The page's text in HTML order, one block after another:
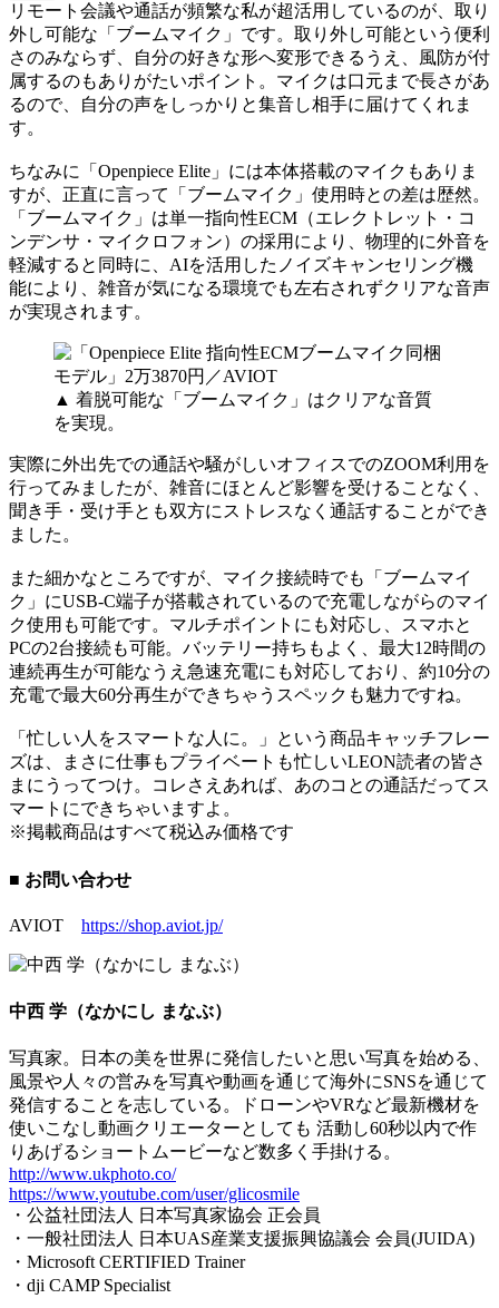
リモート会議や通話が頻繁な私が超活用しているのが、取り
外し可能な「ブームマイク」です。取り外し可能という便利
さのみならず、自分の好きな形へ変形できるうえ、風防が付
属するのもありがたいポイント。マイクは口元まで長さがあ
るので、自分の声をしっかりと集音し相手に届けてくれま
す。
ちなみに「Openpiece Elite」には本体搭載のマイクもありま
すが、正直に言って「ブームマイク」使用時との差は歴然。
「ブームマイク」は単一指向性ECM（エレクトレット・コ
ンデンサ・マイクロフォン）の採用により、物理的に外音を
軽減すると同時に、AIを活用したノイズキャンセリング機
能により、雑音が気になる環境でも左右されずクリアな音声
が実現されます。
▲ 着脱可能な「ブームマイク」はクリアな音質
を実現。
実際に外出先での通話や騒がしいオフィスでのZOOM利用を
行ってみましたが、雑音にほとんど影響を受けることなく、
聞き手・受け手とも双方にストレスなく通話することができ
ました。
また細かなところですが、マイク接続時でも「ブームマイ
ク」にUSB-C端子が搭載されているので充電しながらのマイ
ク使用も可能です。マルチポイントにも対応し、スマホと
PCの2台接続も可能。バッテリー持ちもよく、最大12時間の
連続再生が可能なうえ急速充電にも対応しており、約10分の
充電で最大60分再生ができちゃうスペックも魅力ですね。
「忙しい人をスマートな人に。」という商品キャッチフレー
ズは、まさに仕事もプライベートも忙しいLEON読者の皆さ
まにうってつけ。コレさえあれば、あのコとの通話だってス
マートにできちゃいますよ。
※掲載商品はすべて税込み価格です
■ お問い合わせ
AVIOT https://shop.aviot.jp/
中西 学（なかにし まなぶ）
写真家。日本の美を世界に発信したいと思い写真を始める、
風景や人々の営みを写真や動画を通じて海外にSNSを通じて
発信することを志している。ドローンやVRなど最新機材を
使いこなし動画クリエーターとしても 活動し60秒以内で作
りあげるショートムービーなど数多く手掛ける。
http://www.ukphoto.co/
https://www.youtube.com/user/glicosmile
・公益社団法人 日本写真家協会 正会員
・一般社団法人 日本UAS産業支援振興協議会 会員(JUIDA)
・Microsoft CERTIFIED Trainer
・dji CAMP Specialist